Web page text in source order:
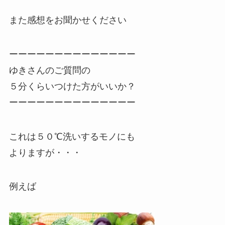
また感想をお聞かせください
ーーーーーーーーーーーーーー
ゆきさんのご質問の
５分くらいつけた方がいいか？
ーーーーーーーーーーーーーー
これは５０℃洗いするモノにも
よりますが・・・
例えば